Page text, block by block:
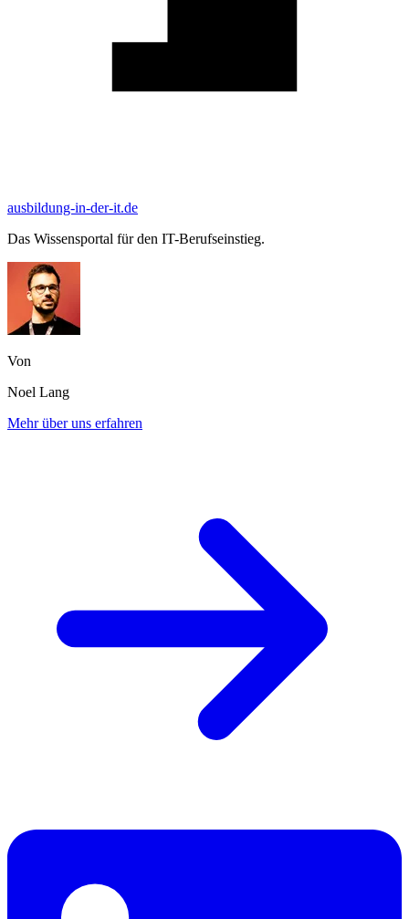
ausbildung-in-der-it.de
Das Wissensportal für den IT-Berufseinstieg.
Von
Noel Lang
Mehr über uns erfahren